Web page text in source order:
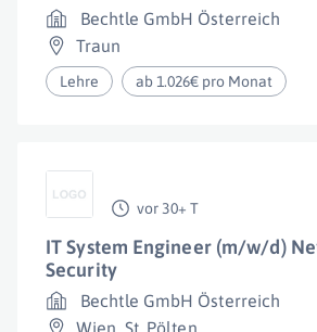
Bechtle GmbH Österreich
Traun
Lehre ab 1.026€ pro Monat
vor 30+ T
IT System Engineer (m/w/d)
Security
Bechtle GmbH Österreich
Wien St. Pölten